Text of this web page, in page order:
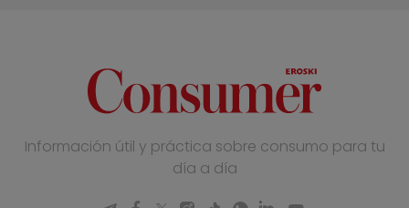
Información útil y práctica sobre consumo para tu
día a día